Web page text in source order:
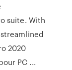
suite. With
2020
PC ...